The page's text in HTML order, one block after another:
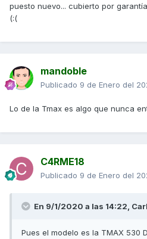
Proximamente quiero comprar la
verdadera salvajada, mucho
puesto nuevo... cubierto por
(:(
mandoble
Publicado 9 de Enero del
Lo de la Tmax es algo que nunca
C4RME18
Publicado 9 de Enero del
En 9/1/2020 a las 14:22,
Pues el modelo es la TMAX 530